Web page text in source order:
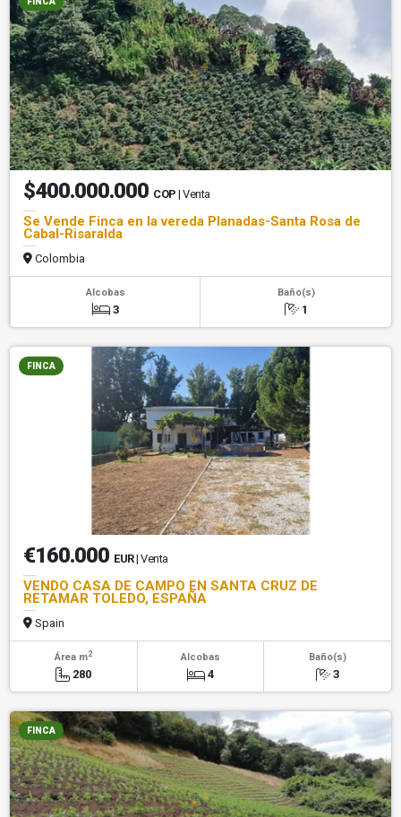
$400.000.000 COP | Venta
Se Vende Finca en la vereda Planadas-Santa Rosa de
Cabal-Risaralda
Colombia
Alcobas
3
Baño(s)
1
FINCA
€160.000 EUR| Venta
VENDO CASA DE CAMPO EN SANTA CRUZ DE
RETAMAR TOLEDO, ESPAÑA
Spain
Área m2
280
Alcobas
4
Baño(s)
3
FINCA